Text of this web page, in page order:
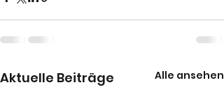
Aktuelle Beiträge Alle ansehen